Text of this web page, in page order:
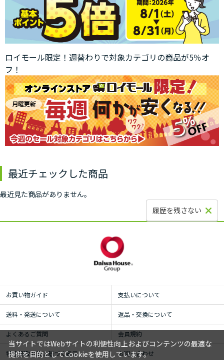
ロイモール限定！週替わりで対象カテゴリの商品が5％オ
フ！
最近チェックした商品
最近見た商品がありません。
履歴を残さない
お買い物ガイド 支払いについて
送料・発送について 返品・交換について
よくあるご質問 会員規約
特定商取引法に基づく表示 お問い合わせ
当サイトではWebサイトの利便性向上およびコンテンツの最適な
提供を目的としてCookieを使用しています。